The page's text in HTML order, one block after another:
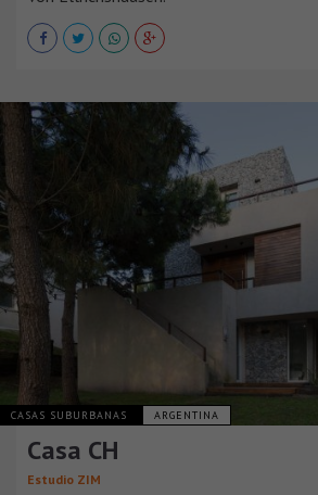
CASAS SUBURBANAS ARGENTINA
Casa CH
Estudio ZIM